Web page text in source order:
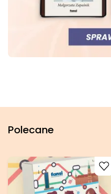
Polecane
Go to product